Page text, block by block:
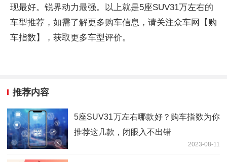
现最好。锐界动力最强。以上就是5座SUV31万左右的
车型推荐，如需了解更多购车信息，请关注众车网【购
车指数】，获取更多车型评价。
推荐内容
5座SUV31万左右哪款好？购车指数为你
推荐这几款，闭眼入不出错
2023-08-11